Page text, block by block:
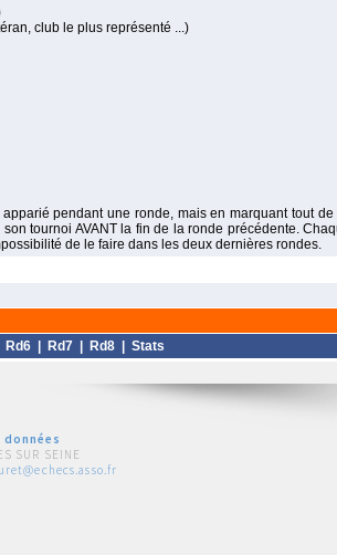
club le plus représenté ...)
pendant une ronde, mais en marquant tout de
tournoi AVANT la fin de la ronde précédente.
de le faire dans les deux dernières rondes.
Rd6 Rd7 Rd8 Stats
SUR SEINE